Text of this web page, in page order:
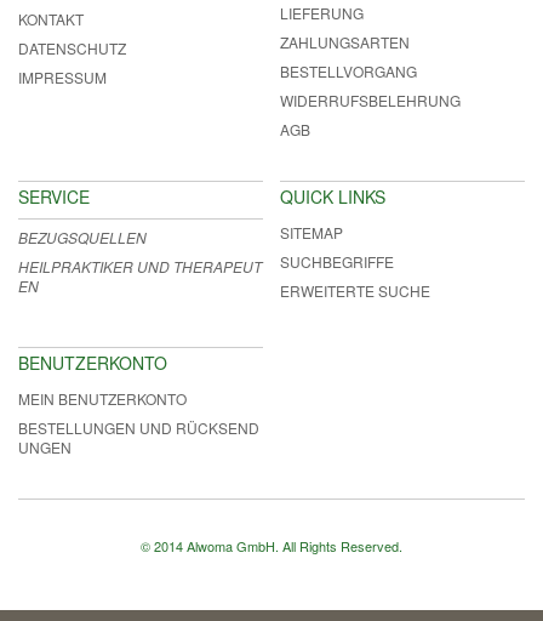
KONTAKT
DATENSCHUTZ
IMPRESSUM
LIEFERUNG
ZAHLUNGSARTEN
BESTELLVORGANG
WIDERRUFSBELEHRUNG
AGB
SERVICE
BEZUGSQUELLEN
HEILPRAKTIKER UND THERAPEUT
EN
QUICK LINKS
SITEMAP
SUCHBEGRIFFE
ERWEITERTE SUCHE
BENUTZERKONTO
MEIN BENUTZERKONTO
BESTELLUNGEN UND RÜCKSEND
UNGEN
© 2014 Alwoma GmbH. All Rights Reserved.